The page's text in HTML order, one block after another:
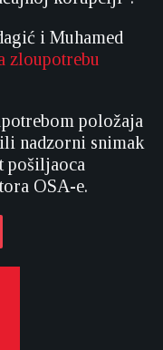
i Muhamed
zloupotrebu
položaja
nadzorni snimak
pošiljaoca
OSA-e.